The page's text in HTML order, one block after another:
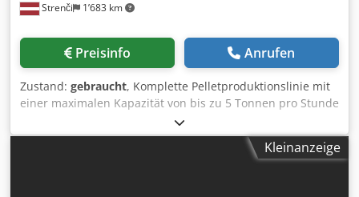
Strenči 1’683 km
Preisinfo Anrufen
Zustand: gebraucht, Komplette Pelletproduktionslinie mit
einer maximalen Kapazität von bis zu 5 Tonnen pro Stunde
(begrenzt durch die Trocknerkapazität). Pelletpressen (3
Stück): - CPM 7122 - CPM 7922-2 - CPM 7930-4 (nur ca. 200
Betriebsstunden) Hammermühlen (3 Stück): - MaierKleinanzeige